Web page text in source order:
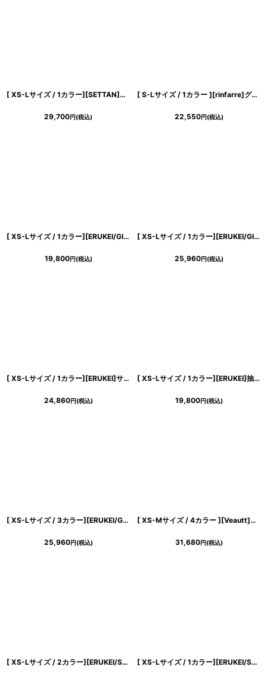
[ XS-Lサイズ / 1カラー][SETTAN]リーフ柄・プリント・シフォン・Vネック・ノースリーブ・Aライン・ロングドレス[送料無料]
29,700円(税込)
[ S-Lサイズ / 1カラー ][rinfarre]グレー・チェック柄・ノースリーブ・タイト・ミディアム・ワンピース[黒木麗奈着用][送料無料]
22,550円(税込)
[ XS-Lサイズ / 1カラー][ERUKEI/GINZA COUTURE]花柄・プリント・ノースリーブ・Aライン・ミディアムドレス・ワンピース[送料無料]
19,800円(税込)
[ XS-Lサイズ / 1カラー][ERUKEI/GINZA COUTURE]バイカラー・ノースリーブ・フェイクポケット・ダブルボタン・襟・Vネック・タイト・ミニドレス・ワンピース[送料無料]
25,960円(税込)
[ XS-Lサイズ / 1カラー][ERUKEI]サテンジャガード・フロッキープリント・Vネック・ノースリーブ・裾プリーツ・Aライン・ミニドレス・ワンピース[送料無料][山崎みどり着用] myiv
24,860円(税込)
[ XS-Lサイズ / 1カラー][ERUKEI]抽象柄・プリント・サテン・フリルスリーブ・Vネック・タック・ベルト風・スリット・Aライン・ロングドレス[送料無料]
19,800円(税込)
[ XS-Lサイズ / 3カラー][ERUKEI/GINZA COUTURE]花柄・ジャガード・ノースリーブ・Aライン・ミディアムドレス・ワンピース[送料無料]
25,960円(税込)
[ XS-Mサイズ / 4カラー ][Veautt]ホルターネック・ビジューチェーン・ドレープフレア・ミディアムドレス《送料＆代引き手数料無料》
31,680円(税込)
[ XS-Lサイズ / 2カラー][ERUKEI/SETTAN]ゴールド×グレー・ノースリーブ・ラウンドネック・花柄・フラワー・フレア・Aライン・ロングドレス[送料無料] [ XS-Lサイズ / 1カラー][ERUKEI/SETTAN]ケミカルレース・総レース・ビジューベルト付き・スリットネック・ノースリーブ・タイト・ミディアムドレス・ワンピース[送料無料]